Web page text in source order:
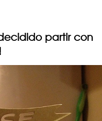
partir con